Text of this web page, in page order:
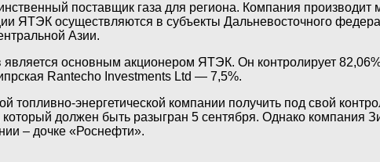
поставщик газа для региона. Компания производит
ЯТЭК осуществляются в субъекты Дальневосточного
Азии.
основным акционером ЯТЭК. Он контролирует
Rantecho Investments Ltd — 7,5%.
топливно-энергетической компании получить под свой
должен быть разыгран 5 сентября. Однако компания
– дочке «Роснефти».